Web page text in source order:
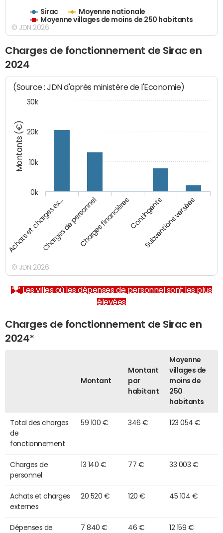
Sirac
Moyenne nationale
Moyenne villages de moins de 250 habitants
© JDN 2026
Charges de fonctionnement de Sirac en
2024
Montants (€)
(Source : JDN d'après ministère de l'Economie)
Achats et charges ex…Charges de personnelCharges financièresContingents
Subventions versées
0k
10k
20k
30k
© JDN 2026
Les villes où les dépenses de personnel sont les plus
élevées
Charges de fonctionnement de Sirac en
2024*
Montant
Montant
par
habitant
Moyenne
villages de
moins de
250
habitants
Total des charges
de
fonctionnement
59 100 € 346 € 123 054 €
Charges de
personnel
13 140 € 77 € 33 003 €
Achats et charges
externes
20 520 € 120 € 45 104 €
Dépenses de 7 840 € 46 € 12 159 €